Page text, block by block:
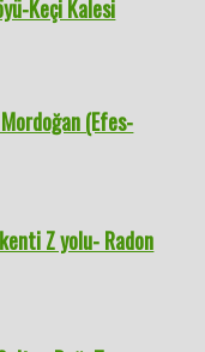
Keçi Kalesi
(Efes-
Z yolu- Radon